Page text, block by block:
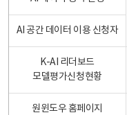
AI 공간 데이터 이용 신청자
K-AI 리더보드
모델평가신청현황
원윈도우 홈페이지